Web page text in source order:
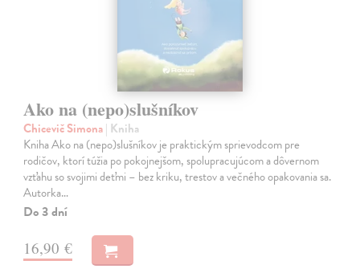
Ako na (nepo)slušníkov
Chicevič Simona| Kniha
Kniha Ako na (nepo)slušníkov je praktickým sprievodcom pre
rodičov, ktorí túžia po pokojnejšom, spolupracujúcom a dôvernom
vzťahu so svojimi deťmi – bez kriku, trestov a večného opakovania sa.
Autorka…
Do 3 dní
16,90 €